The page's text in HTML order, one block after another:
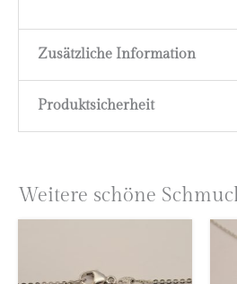
Zusätzliche Information
Länge
Produktsicherheit
Franziskusstraße 2
75175 Pforzheim
Weitere schöne